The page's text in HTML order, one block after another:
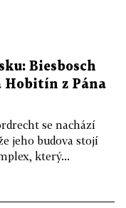
Biesbosch
Hobitín z Pána
se nachází
jeho budova stojí
který...